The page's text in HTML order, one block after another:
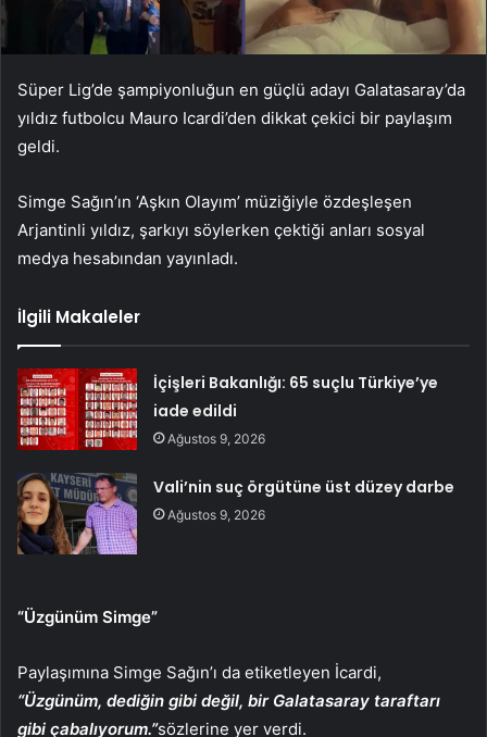
Süper Lig’de şampiyonluğun en güçlü adayı Galatasaray’da
yıldız futbolcu Mauro Icardi’den dikkat çekici bir paylaşım
geldi.
Simge Sağın’ın ‘Aşkın Olayım’ müziğiyle özdeşleşen
Arjantinli yıldız, şarkıyı söylerken çektiği anları sosyal
medya hesabından yayınladı.
İlgili Makaleler
İçişleri Bakanlığı: 65 suçlu Türkiye’ye
iade edildi
Ağustos 9, 2026
Vali’nin suç örgütüne üst düzey darbe
Ağustos 9, 2026
“Üzgünüm Simge”
Paylaşımına Simge Sağın’ı da etiketleyen İcardi,
“Üzgünüm, dediğin gibi değil, bir Galatasaray taraftarı
gibi çabalıyorum.”sözlerine yer verdi.